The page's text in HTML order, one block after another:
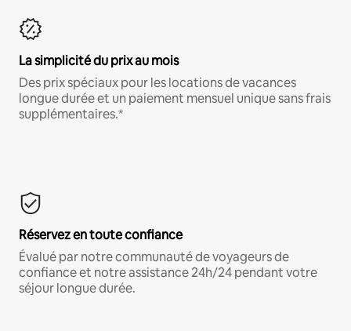
La simplicité du prix au mois
Des prix spéciaux pour les locations de vacances
longue durée et un paiement mensuel unique sans frais
supplémentaires.*
Réservez en toute confiance
Évalué par notre communauté de voyageurs de
confiance et notre assistance 24h/24 pendant votre
séjour longue durée.